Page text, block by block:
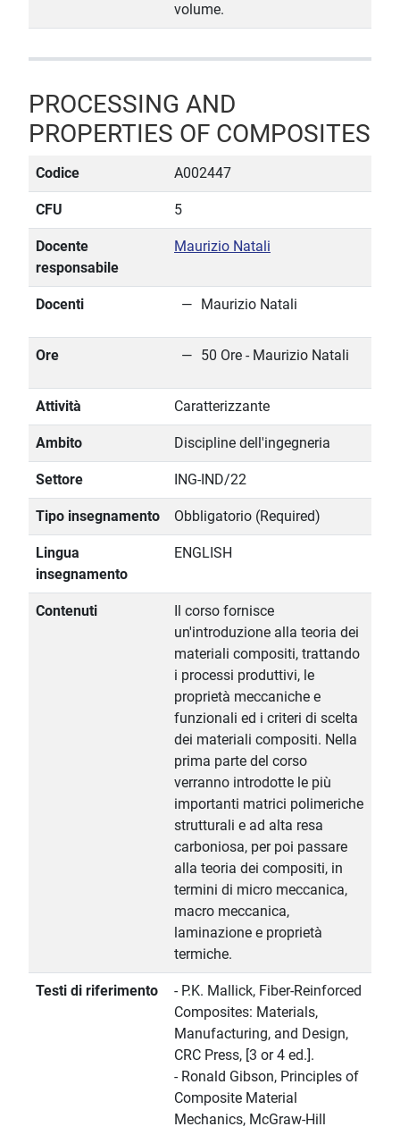
volume.
PROCESSING AND
PROPERTIES OF COMPOSITES
Codice A002447
CFU 5
Docente
responsabile
Maurizio Natali
Docenti Maurizio Natali
Ore 50 Ore - Maurizio Natali
Attività Caratterizzante
Ambito Discipline dell'ingegneria
Settore ING-IND/22
Tipo insegnamento Obbligatorio (Required)
Lingua
insegnamento
ENGLISH
Contenuti
Il corso fornisce
un'introduzione alla teoria dei
materiali compositi, trattando
i processi produttivi, le
proprietà meccaniche e
funzionali ed i criteri di scelta
dei materiali compositi. Nella
prima parte del corso
verranno introdotte le più
importanti matrici polimeriche
strutturali e ad alta resa
carboniosa, per poi passare
alla teoria dei compositi, in
termini di micro meccanica,
macro meccanica,
laminazione e proprietà
termiche.
Testi di riferimento
- P.K. Mallick, Fiber-Reinforced
Composites: Materials,
Manufacturing, and Design,
CRC Press, [3 or 4 ed.].
- Ronald Gibson, Principles of
Composite Material
Mechanics, McGraw-Hill